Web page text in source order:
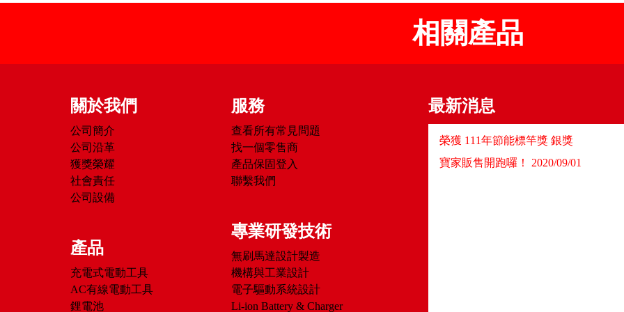
相關產品
關於我們
公司簡介
公司沿革
獲獎榮耀
社會責任
公司設備
產品
充電式電動工具
AC有線電動工具
鋰電池
服務
查看所有常見問題
找一個零售商
產品保固登入
聯繫我們
專業研發技術
無刷馬達設計製造
機構與工業設計
電子驅動系統設計
Li-ion Battery & Charger
最新消息
榮獲 111年節能標竿獎 銀獎
寶家販售開跑囉！ 2020/09/01